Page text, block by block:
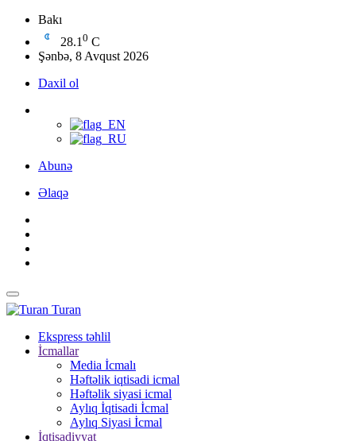
Bakı
28.1 0 C
Şənbə, 8 Avqust 2026
Daxil ol
Abunə
Əlaqə
Turan
Ekspress təhlil
İcmallar
Media İcmalı
Həftəlik iqtisadi icmal
Həftəlik siyasi icmal
Aylıq İqtisadi İcmal
Aylıq Siyasi İcmal
İqtisadiyyat